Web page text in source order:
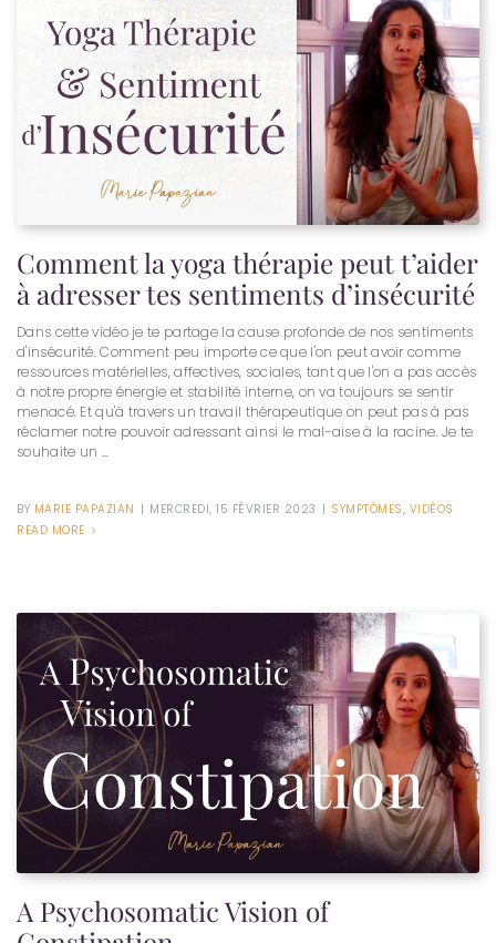
Comment la yoga thérapie peut t’aider
à adresser tes sentiments d’insécurité
Dans cette vidéo je te partage la cause profonde de nos sentiments
d'insécurité. Comment peu importe ce que l'on peut avoir comme
ressources matérielles, affectives, sociales, tant que l'on a pas accès
à notre propre énergie et stabilité interne, on va toujours se sentir
menacé. Et qu'à travers un travail thérapeutique on peut pas à pas
réclamer notre pouvoir adressant ainsi le mal-aise à la racine. Je te
souhaite un ...
BY MARIE PAPAZIAN | MERCREDI, 15 FÉVRIER 2023 | SYMPTÔMES, VIDÉOS
READ MORE
A Psychosomatic Vision of